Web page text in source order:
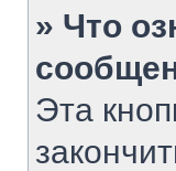
» Что
Эта